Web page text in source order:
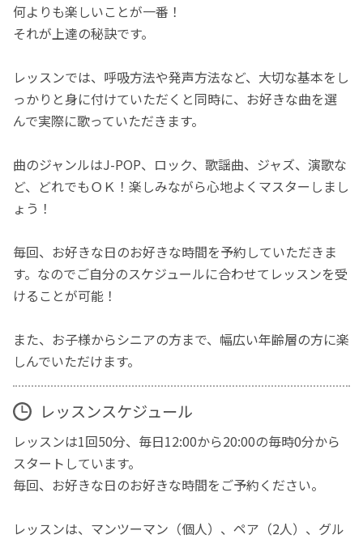
何よりも楽しいことが一番！
それが上達の秘訣です。
レッスンでは、呼吸方法や発声方法など、大切な基本をし
っかりと身に付けていただくと同時に、お好きな曲を選
んで実際に歌っていただきます。
曲のジャンルはJ-POP、ロック、歌謡曲、ジャズ、演歌な
ど、どれでもＯＫ！楽しみながら心地よくマスターしまし
ょう！
毎回、お好きな日のお好きな時間を予約していただきま
す。なのでご自分のスケジュールに合わせてレッスンを受
けることが可能！
また、お子様からシニアの方まで、幅広い年齢層の方に楽
しんでいただけます。
レッスンスケジュール
レッスンは1回50分、毎日12:00から20:00の毎時0分から
スタートしています。
毎回、お好きな日のお好きな時間をご予約ください。
レッスンは、マンツーマン（個人）、ペア（2人）、グル